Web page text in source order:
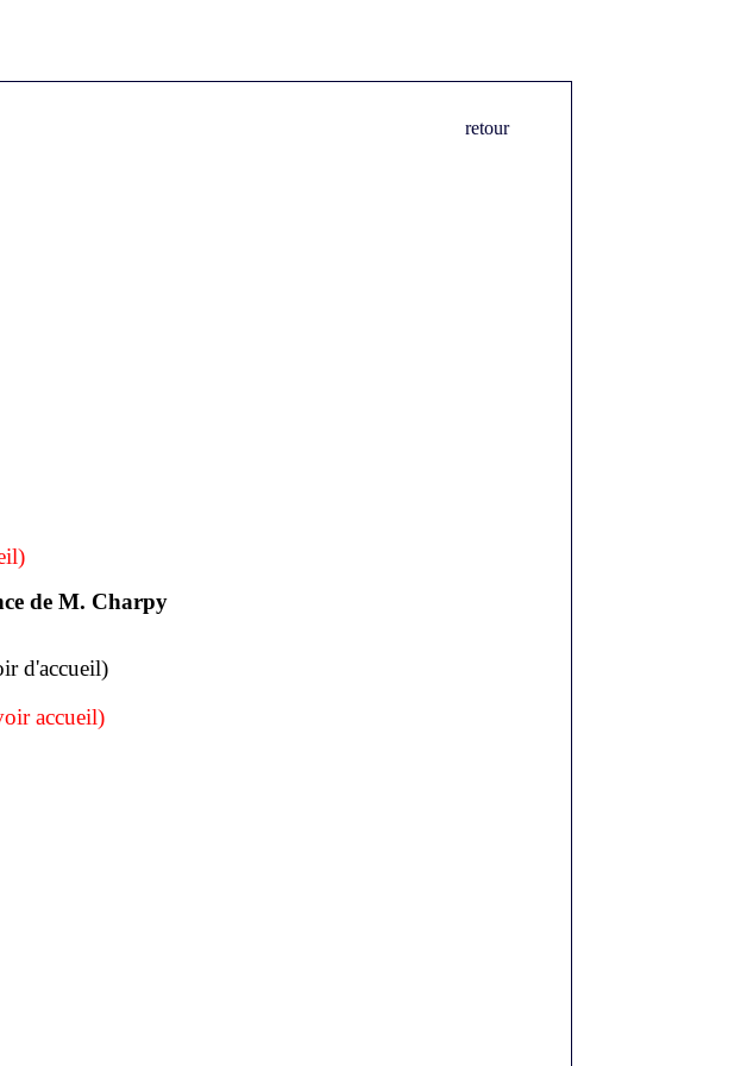
retour
de M. Charpy
d'accueil)
accueil)